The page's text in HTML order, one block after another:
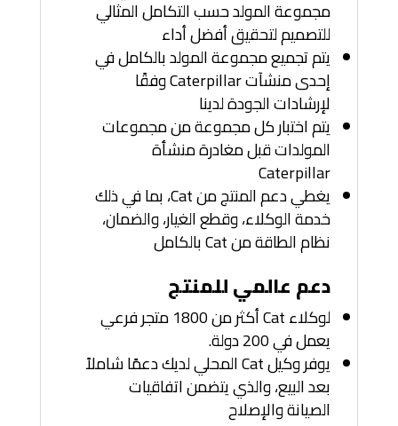
مجموعة المولد حسب التكامل المثالي
للتصميم لتحقيق أفضل أداء
يتم تجميع مجموعة المولد بالكامل في
إحدى منشآت Caterpillar وفقًا
لإرشادات الجودة لدينا
يتم اختبار كل مجموعة من مجموعات
المولدات قبل مغادرة منشأة
Caterpillar
يغطي دعم المنتج من Cat، بما في ذلك
خدمة الوكلاء، وقطع الغيار، والضمان،
نظام الطاقة من Cat بالكامل
دعم عالمي للمنتج
لوكلاء Cat أكثر من 1800 متجر فرعي
يعمل في 200 دولة.
يوفر وكيل Cat المحلي لديك دعمًا شاملاً
بعد البيع، والذي يتضمن اتفاقيات
الصيانة والإصلاح